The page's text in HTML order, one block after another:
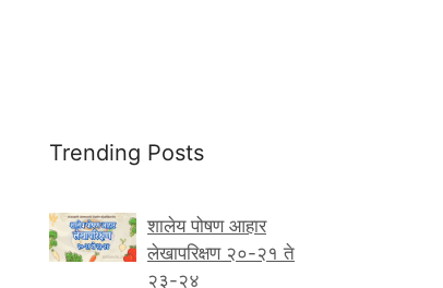
Trending Posts
शालेय पोषण आहार
लेखापरिक्षण २०-२१ ते
२३-२४